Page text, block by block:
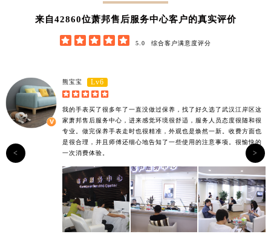
来自42860位萧邦售后服务中心客户的真实评价
     5.0 综合客户满意度评分
熊宝宝 Lv6
    
我的手表买了很多年了一直没做过保养，找了好久选了武汉江岸区这
家萧邦售后服务中心，进来感觉环境很舒适，服务人员态度很随和很
专业。做完保养手表走时也很精准，外观也是焕然一新。收费方面也
是很合理，并且师傅还细心地告知了一些使用的注意事项。很愉快的
一次消费体验。
>
<